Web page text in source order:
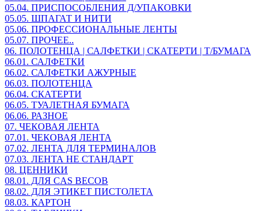
05.04. ПРИСПОСОБЛЕНИЯ Д/УПАКОВКИ
05.05. ШПАГАТ И НИТИ
05.06. ПРОФЕССИОНАЛЬНЫЕ ЛЕНТЫ
05.07. ПРОЧЕЕ..
06. ПОЛОТЕНЦА | САЛФЕТКИ | СКАТЕРТИ | Т/БУМАГА
06.01. САЛФЕТКИ
06.02. САЛФЕТКИ АЖУРНЫЕ
06.03. ПОЛОТЕНЦА
06.04. СКАТЕРТИ
06.05. ТУАЛЕТНАЯ БУМАГА
06.06. РАЗНОЕ
07. ЧЕКОВАЯ ЛЕНТА
07.01. ЧЕКОВАЯ ЛЕНТА
07.02. ЛЕНТА ДЛЯ ТЕРМИНАЛОВ
07.03. ЛЕНТА НЕ СТАНДАРТ
08. ЦЕННИКИ
08.01. ДЛЯ CAS ВЕСОВ
08.02. ДЛЯ ЭТИКЕТ ПИСТОЛЕТА
08.03. КАРТОН